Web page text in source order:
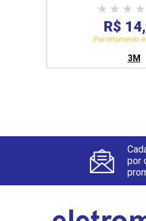
R$
Parcelamento
3M
por